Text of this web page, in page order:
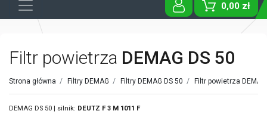
0,00 zł
Toggle
Filtr powietrza DEMAG DS 50
Strona główna / Filtry DEMAG / Filtry DEMAG DS 50 / Filtr powietrza DEMAG
DEMAG DS 50 | silnik: DEUTZ F 3 M 1011 F